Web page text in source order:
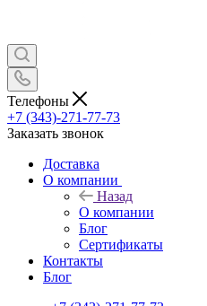
Телефоны
+7 (343)-271-77-73
Заказать звонок
Доставка
О компании
Назад
О компании
Блог
Сертификаты
Контакты
Блог